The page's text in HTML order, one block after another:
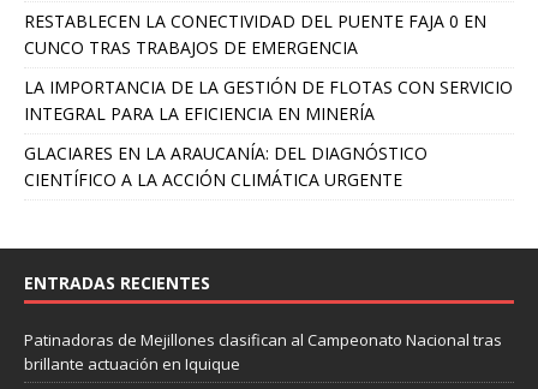
RESTABLECEN LA CONECTIVIDAD DEL PUENTE FAJA 0 EN
CUNCO TRAS TRABAJOS DE EMERGENCIA
LA IMPORTANCIA DE LA GESTIÓN DE FLOTAS CON SERVICIO
INTEGRAL PARA LA EFICIENCIA EN MINERÍA
GLACIARES EN LA ARAUCANÍA: DEL DIAGNÓSTICO
CIENTÍFICO A LA ACCIÓN CLIMÁTICA URGENTE
ENTRADAS RECIENTES
Patinadoras de Mejillones clasifican al Campeonato Nacional tras
brillante actuación en Iquique